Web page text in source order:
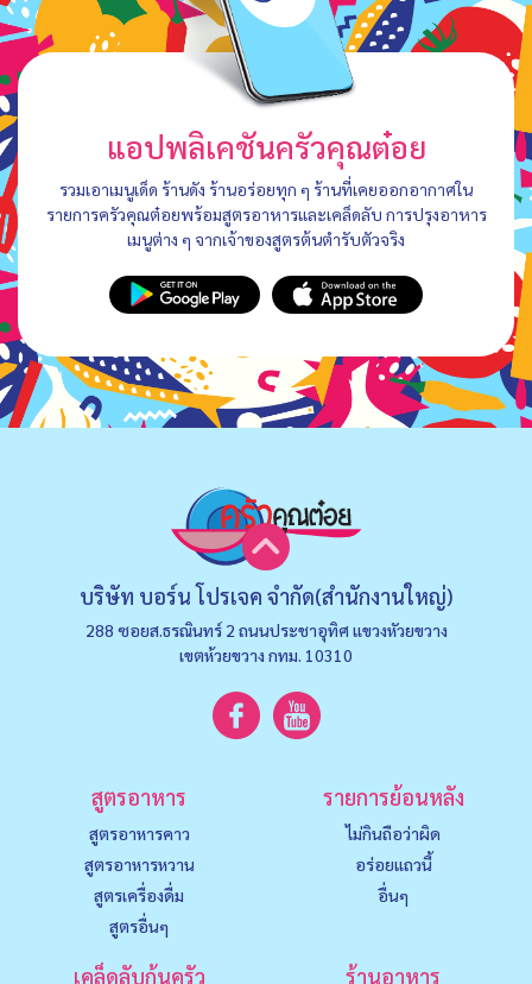
แอปพลิเคชันครัวคุณต๋อย
รวมเอาเมนูเด็ด ร้านดัง ร้านอร่อยทุก ๆ ร้านที่เคยออกอากาศใน
รายการครัวคุณต๋อยพร้อมสูตรอาหารและเคล็ดลับ การปรุงอาหาร
เมนูต่าง ๆ จากเจ้าของสูตรต้นตำรับตัวจริง
บริษัท บอร์น โปรเจค จำกัด(สำนักงานใหญ่)
288 ซอยส.ธรณินทร์ 2 ถนนประชาอุทิศ แขวงหัวยขวาง
เขตห้วยขวาง กทม. 10310
สูตรอาหาร
สูตรอาหารคาว
สูตรอาหารหวาน
สูตรเครื่องดื่ม
สูตรอื่นๆ
รายการย้อนหลัง
ไม่กินถือว่าผิด
อร่อยแถวนี้
อื่นๆ
เคล็ดลับก้นครัว ร้านอาหาร